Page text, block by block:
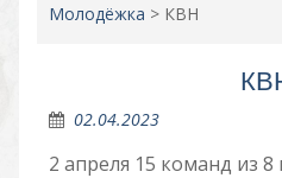
Молодёжка > КВН
02.04.2023
2 апреля 15 команд из 8